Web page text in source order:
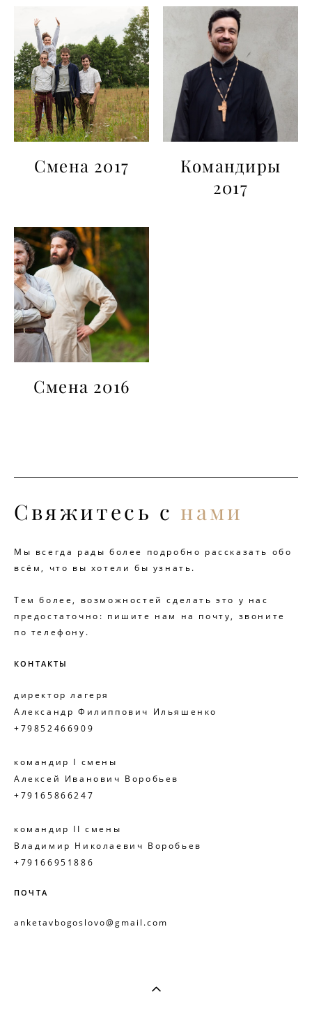
Смена 2017
Командиры
2017
Смена 2016
Свяжитесь с нами
Мы всегда рады более подробно рассказать обо
всём, что вы хотели бы узнать.
Тем более, возможностей сделать это у нас
предостаточно: пишите нам на почту, звоните
по телефону.
КОНТАКТЫ
директор лагеря
Александр Филиппович Ильяшенко
+79852466909
командир I смены
Алексей Иванович Воробьев
+79165866247
командир II смены
Владимир Николаевич Воробьев
+79166951886
ПОЧТА
anketavbogoslovo@gmail.com